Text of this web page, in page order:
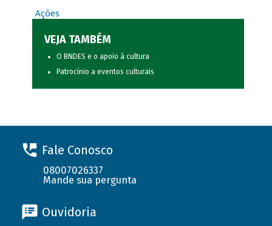
Ações
VEJA TAMBÉM
O BNDES e o apoio à cultura
Patrocínio a eventos culturais
Fale Conosco
08007026337
Mande sua pergunta
Ouvidoria